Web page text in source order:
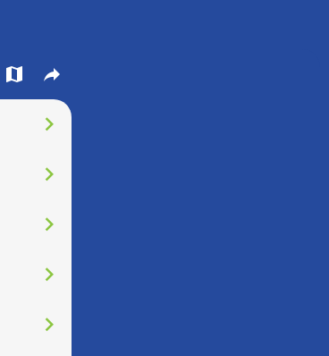
󰍍 󰒖
󰅂
󰅂
󰅂
󰅂
󰅂